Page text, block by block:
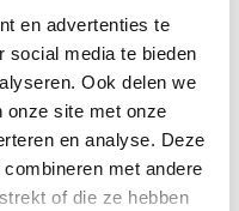
en advertenties te
social media te bieden
Ook delen we
onze site met onze
en analyse. Deze
met andere
of die ze hebben